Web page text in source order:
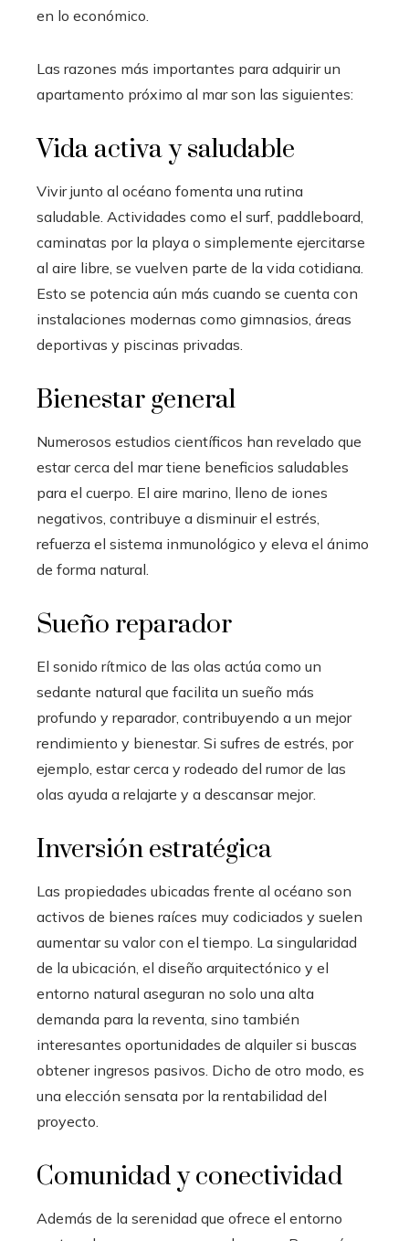
en lo económico.
Las razones más importantes para adquirir un
apartamento próximo al mar son las siguientes:
Vida activa y saludable
Vivir junto al océano fomenta una rutina
saludable. Actividades como el surf, paddleboard,
caminatas por la playa o simplemente ejercitarse
al aire libre, se vuelven parte de la vida cotidiana.
Esto se potencia aún más cuando se cuenta con
instalaciones modernas como gimnasios, áreas
deportivas y piscinas privadas.
Bienestar general
Numerosos estudios científicos han revelado que
estar cerca del mar tiene beneficios saludables
para el cuerpo. El aire marino, lleno de iones
negativos, contribuye a disminuir el estrés,
refuerza el sistema inmunológico y eleva el ánimo
de forma natural.
Sueño reparador
El sonido rítmico de las olas actúa como un
sedante natural que facilita un sueño más
profundo y reparador, contribuyendo a un mejor
rendimiento y bienestar. Si sufres de estrés, por
ejemplo, estar cerca y rodeado del rumor de las
olas ayuda a relajarte y a descansar mejor.
Inversión estratégica
Las propiedades ubicadas frente al océano son
activos de bienes raíces muy codiciados y suelen
aumentar su valor con el tiempo. La singularidad
de la ubicación, el diseño arquitectónico y el
entorno natural aseguran no solo una alta
demanda para la reventa, sino también
interesantes oportunidades de alquiler si buscas
obtener ingresos pasivos. Dicho de otro modo, es
una elección sensata por la rentabilidad del
proyecto.
Comunidad y conectividad
Además de la serenidad que ofrece el entorno